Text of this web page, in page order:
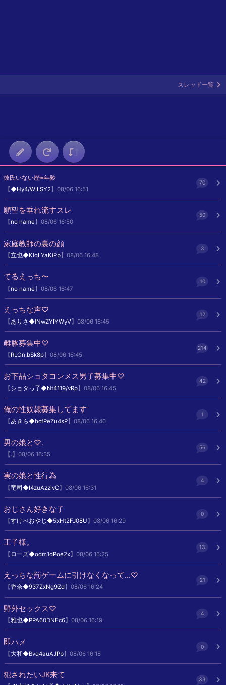
スレッド一覧
彼氏いない歴=年齢
【◆Hy4/WILSY2】08/06 16:51
70
願望を垂れ流すスレ
【no name 】08/06 16:50
50
家庭教師の裏の顔
【立也◆KlqLYaKiPb】08/06 16:48
3
てるえっち〜
【no name】08/06 16:47
10
えっちな声♡
【ありさ◆lNwZYIYWyV】08/06 16:45
12
雌豚募集中♡
【 RLOn.bSk8p】08/06 16:45
214
お下品ショタコンメス男子募集中♡
【 ショタっ子◆Nt4119/vRp】08/06 16:45
42
俺の性奴隷募集してます
【あきら◆hcfPeZu4sP】08/06 16:40
1
男の娘と♡.
【 .】08/06 16:35
56
実の娘と性行為
【竜司◆I4zuAzzivC】08/06 16:31
4
おじさん好きな子
【すけべおやじ◆5xHt2FJ08U 】08/06 16:29
0
王子様。
【 ローズ◆odm1dPoe2x】08/06 16:25
13
えっちな罰ゲームに引けなくなって…♡
【香奈◆937ZxNg9Zd 】08/06 16:24
21
野外セックス♡
【雅也◆PPA60DNFc6】08/06 16:19
4
即ハメ
【 大和◆Bvq4auAJPb】08/06 16:18
0
犯されたいJK来て
33